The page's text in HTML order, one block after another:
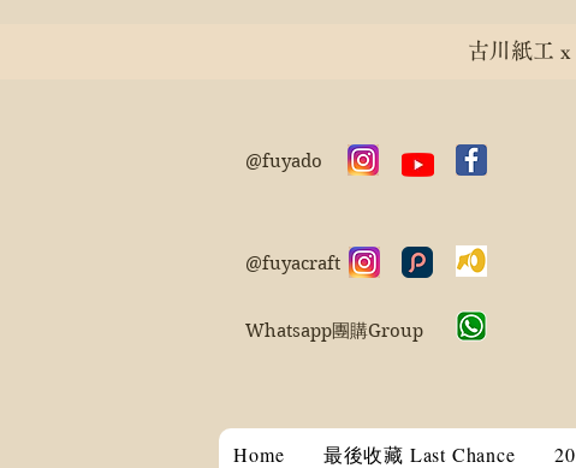
古川紙工
@fuyado
@fuyacraft
Whatsapp團購Group
Home 最後收藏 Last Chance